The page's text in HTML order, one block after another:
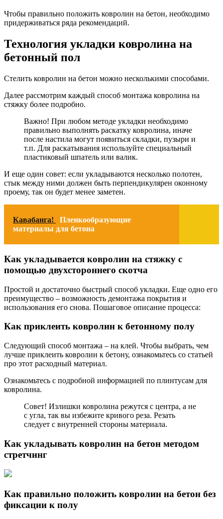
Чтобы правильно положить ковролин на бетон, необходимо
придерживаться ряда рекомендаций.
Технология укладки ковролина на
бетонный пол
Стелить ковролин на бетон можно несколькими способами.
Далее рассмотрим каждый способ монтажа ковролина на
стяжку более подробно.
Важно! При любом методе укладки необходимо
правильно выполнять раскатку ковролина, иначе
после настила могут появиться складки, пузыри и
т.п. Для раскатывания используйте специальный
пластиковый шпатель или валик.
И еще один совет: если укладываются несколько полотен,
стык между ними должен быть перпендикулярен оконному
проему, так он будет менее заметен.
Кавабанга!
Пленкообразующие
материалы для бетона
Как укладывается ковролин на стяжку с
помощью двухстороннего скотча
Простой и достаточно быстрый способ укладки. Еще одно его
преимущество – возможность демонтажа покрытия и
использования его снова. Пошаговое описание процесса:
Как приклеить ковролин к бетонному полу
Следующий способ монтажа – на клей. Чтобы выбрать, чем
лучше приклеить ковролин к бетону, ознакомьтесь со статьей
про этот расходный материал.
Ознакомьтесь с подробной информацией по плинтусам для
ковролина.
Совет! Излишки ковролина режутся с центра, а не
с угла, так вы избежите кривого реза. Резать
следует с внутренней стороны материала.
Как укладывать ковролин на бетон методом
стретчинг
Как правильно положить ковролин на бетон без
фиксации к полу